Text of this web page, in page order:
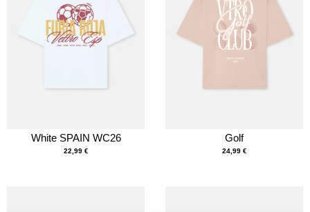
White SPAIN WC26
22,99 €
Golf
24,99 €